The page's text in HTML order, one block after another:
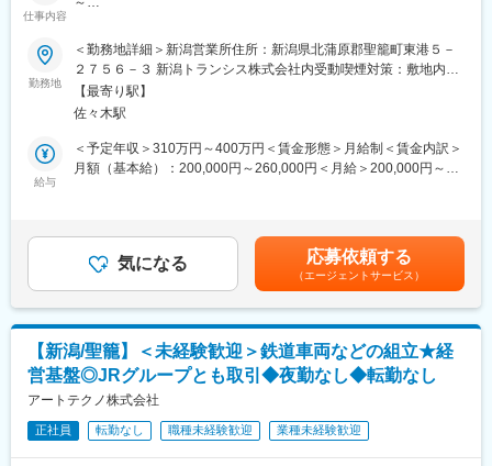
・結婚新生活支援補助金：最大60万円支給
※結婚を機に聖籠町に移住する若者も多いです
■業務内容
（2）施工図面に従って車両に取付する部品を下拵え
（3）下拵えた部品を車両に組付
・勤務地は新潟トランシス株式会社様内です
・夏は冷却ベストや工場扇で熱中症対策、冬は室内が暖房で温め
られており快適
・日勤のみでワークライフバランスを維持
・基本土日は休みです
■『交通インフラ』に関わる仕事
「雪国の交通安全を担っている“除雪車”」「日本の公共交通に必要
不可欠な”新幹線”」などの交通インフラに関わる車両の製造業務を
お願いします
仕事内容
◎日本各地で活躍する鉄道車両等の塗装業務です
＜聖籠町が人気の理由＞
◎過去半世紀で経済成長率日本全国1位
◎手厚い子育て相談体制、経済的支援制度
◎新潟県で出生率、年少、生産年齢人口割合ともにトップクラス
その伸び率は約175倍。電気、ガス、食品、化学、電子機器など
の幅広い業種の大企業が進出し活気がある街です
・聖篭町子育て応援パスポート事業：協賛店で割引や特典付与サ
ービスを受けることができます
・第1子～第3子に5万円、第4子以降に10万円の誕生祝金を支給す
るなど経済的支援
■若者の支援
・結婚新生活支援補助金：最大60万円支給
勤務地
＜勤務地詳細＞新潟営業所住所：新潟県北蒲原郡聖籠町東港５－
２７５６－３ 新潟トランシス株式会社内受動喫煙対策：敷地内喫
煙可能場所あり変更の範囲：会社の定める事業所
【最寄り駅】
佐々木駅
給与
＜予定年収＞310万円～400万円＜賃金形態＞月給制＜賃金内訳＞
月額（基本給）：200,000円～260,000円＜月給＞200,000円～
与・手当込）賃金はあくまでも目安の金額であり、選考を通じて
上下する可能性があります。月給(月額)は固定手当を含めた表記で
す。
気になる 応募依頼する
（エージェントサービス）
【新潟/聖籠】＜未経験歓迎＞鉄道車両などの組立★経
営基盤◎JRグループとも取引◆夜勤なし◆転勤なし
アートテクノ株式会社
正社員 転勤なし 職種未経験歓迎 業種未経験歓迎